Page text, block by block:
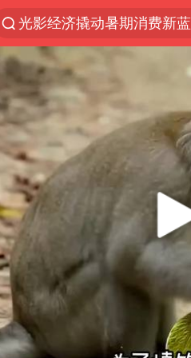
浙江上海等地有大雨或暴雨
马克·艾伦退出斯诺克中国
西湖突现狂风暴雨 游客瞬
金饰克价一夜涨回1300元
新疆景区自驾服务费改为按
“不怕六爷挂得多 就怕六爷
多家A股公司收到美国关税
直击东北超：哈尔滨vs通辽
白海豚将正面袭击贯穿浙江
视频丨中国东方电气集团
香港宏福苑火灾或由烟头